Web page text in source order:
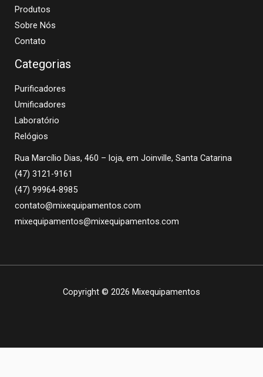
Produtos
Sobre Nós
Contato
Categorias
Purificadores
Umificadores
Laboratório
Relógios
Rua Marcílio Dias, 460 – loja, em Joinville, Santa Catarina
(47) 3121-9161
(47) 99964-8985
contato@mixequipamentos.com
mixequipamentos@mixequipamentos.com
Copyright © 2026 Mixequipamentos